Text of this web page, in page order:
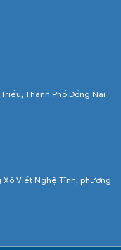
Thành Phố Đồng Nai
Xô Viết Nghệ Tĩnh, phường